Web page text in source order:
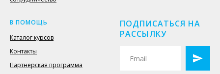
В ПОМОЩЬ
Каталог курсов
Контакты
Партнерская программа
ПОДПИСАТЬСЯ НА
РАССЫЛКУ